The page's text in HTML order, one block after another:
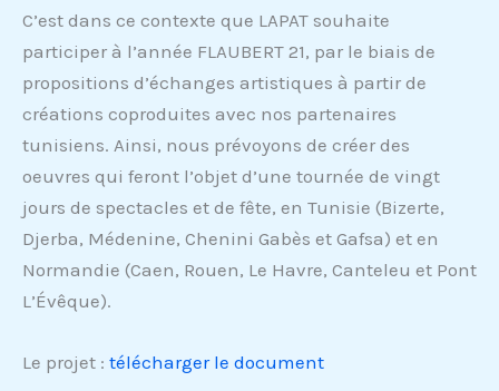
C’est dans ce contexte que LAPAT souhaite
participer à l’année FLAUBERT 21, par le biais de
propositions d’échanges artistiques à partir de
créations coproduites avec nos partenaires
tunisiens. Ainsi, nous prévoyons de créer des
oeuvres qui feront l’objet d’une tournée de vingt
jours de spectacles et de fête, en Tunisie (Bizerte,
Djerba, Médenine, Chenini Gabès et Gafsa) et en
Normandie (Caen, Rouen, Le Havre, Canteleu et Pont
L’Évêque).
Le projet : télécharger le document